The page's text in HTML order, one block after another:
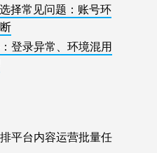
择常见问题：账号环
登录异常、环境混用
平台内容运营批量任